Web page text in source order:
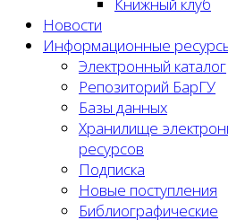
Новости
Информационные
Электронный каталог
Репозиторий БарГУ
Базы данных
Хранилище
ресурсов
Подписка
Новые поступления
Библиографические